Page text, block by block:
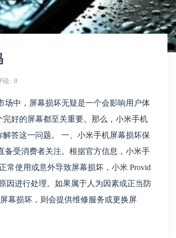
论 0
场中，屏幕损坏无疑是一个会影响用户体
好的屏幕都至关重要。那么，小米手机
答这一问题。 一、小米手机屏幕损坏保
备受消费者关注。根据官方信息，小米手
常使用或意外导致屏幕损坏，小米 Provid
因进行处理。如果属于人为因素或正当防
幕损坏，则会提供维修服务或更换屏